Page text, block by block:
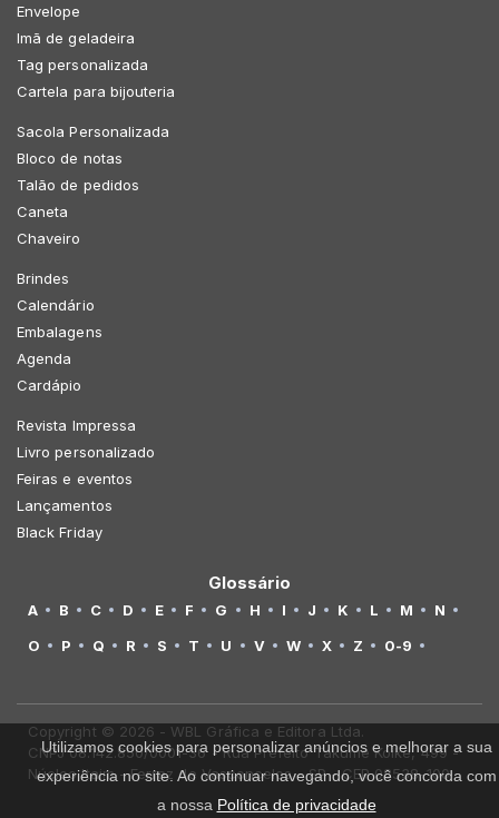
Envelope
Imã de geladeira
Tag personalizada
Cartela para bijouteria
Sacola Personalizada
Bloco de notas
Talão de pedidos
Caneta
Chaveiro
Brindes
Calendário
Embalagens
Agenda
Cardápio
Revista Impressa
Livro personalizado
Feiras e eventos
Lançamentos
Black Friday
Glossário
A B C D E F G H I J K L M
N
O
P Q R S T U V W X Z 0-9
Copyright © 2026 - WBL Gráfica e Editora Ltda.
CNPJ 08.142.850/0001-36 - Rua Prefeito Takume Koike, 499 -
Núcleo Itaim - Ferraz de Vasconcelos - SP - CEP 08538-100
Utilizamos cookies para personalizar anúncios e melhorar a sua
experiência no site. Ao continuar navegando, você concorda com
a nossa Política de privacidade